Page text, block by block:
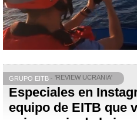
GRUPO EITB 'REVIEW UCRANIA'
Especiales en
equipo de EITB que